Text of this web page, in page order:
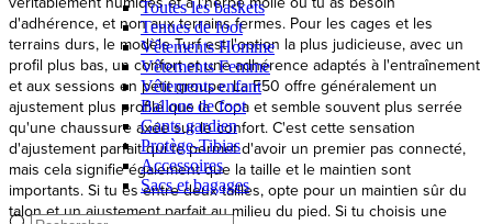
Toutes les baskets
Tenues de foot
Vêtements Homme
Vêtements Femme
Vêtements enfant
Ballons de foot
Gants gardien
Protège-Tibias
Accessoires
Sacs et bagages